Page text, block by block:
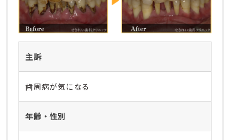
主訴
歯周病が気になる
年齢・性別